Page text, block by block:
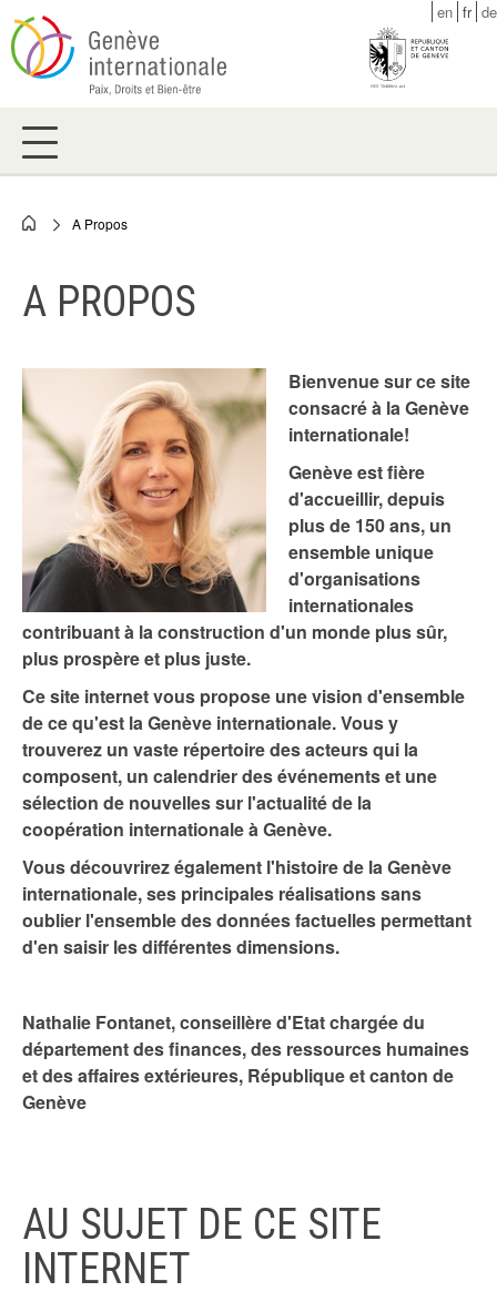
Skip
to
main
en fr de
Breadcrumb
A Propos
A PROPOS
Bienvenue sur ce site
consacré à la Genève
internationale!
Genève est fière
d'accueillir, depuis
plus de 150 ans, un
ensemble unique
d'organisations
internationales
contribuant à la construction d'un monde plus sûr,
plus prospère et plus juste.
Ce site internet vous propose une vision d'ensemble
de ce qu'est la Genève internationale. Vous y
trouverez un vaste répertoire des acteurs qui la
composent, un calendrier des événements et une
sélection de nouvelles sur l'actualité de la
coopération internationale à Genève.
Vous découvrirez également l'histoire de la Genève
internationale, ses principales réalisations sans
oublier l'ensemble des données factuelles permettant
d'en saisir les différentes dimensions.
Nathalie Fontanet, conseillère d'Etat chargée du
département des finances, des ressources humaines
et des affaires extérieures, République et canton de
Genève
AU SUJET DE CE SITE
INTERNET